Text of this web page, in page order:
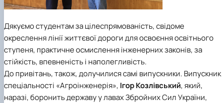
Дякуємо студентам за цілеспрямованість, свідоме
окреслення лінії життєвої дороги для освоєння освітнього
ступеня, практичне осмислення інженерних законів, за
стійкість, впевненість і наполегливість.
До привітань, також, долучилися самі випускники. Випускник
спеціальності «Агроінженерія», Ігор Козлівський, який,
наразі, боронить державу у лавах Збройних Сил України,